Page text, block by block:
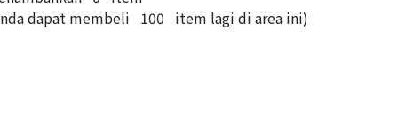
dapat membeli 100 item lagi di area ini)